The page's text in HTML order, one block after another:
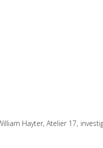
Hayter, Atelier 17,